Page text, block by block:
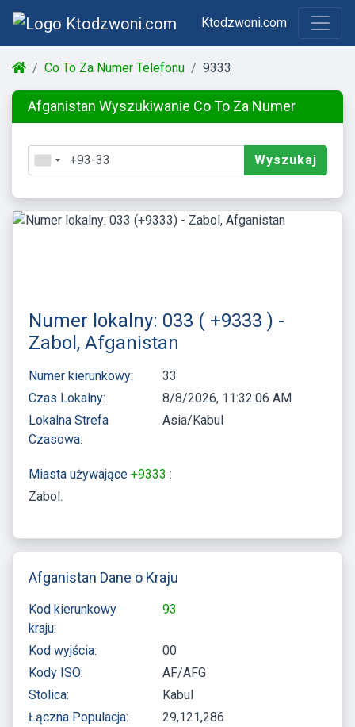
Ktodzwoni.com
Co To Za Numer Telefonu 9333
Afganistan Wyszukiwanie Co To Za Numer
Wyszukaj
Numer lokalny: 033 ( +9333 ) -
Zabol, Afganistan
Numer kierunkowy:
33
Czas Lokalny:
8/8/2026, 11:32:06 AM
Lokalna Strefa
Czasowa:
Asia/Kabul
Miasta używające +9333 :
Zabol
Afganistan Dane o Kraju
Kod kierunkowy
kraju:
93
Kod wyjścia:
00
Kody ISO:
AF/AFG
Stolica:
Kabul
Łączna Populacja:
29,121,286